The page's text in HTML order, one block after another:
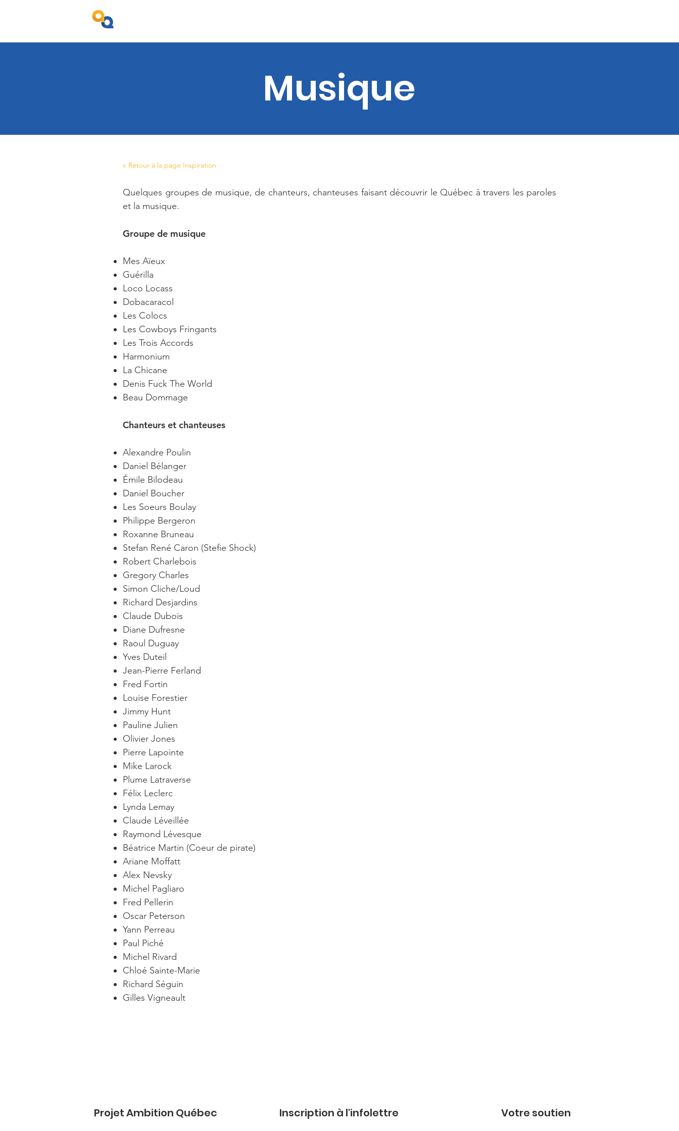
Musique
« Retour à la page Inspiration
Quelques groupes de musique, de chanteurs, chanteuses faisant découvrir le Québec à travers les paroles
et la musique.
Groupe de musique
Mes Aïeux
Guérilla
Loco Locass
Dobacaracol
Les Colocs
Les Cowboys Fringants
Les Trois Accords
Harmonium
La Chicane
Denis Fuck The World
Beau Dommage
Chanteurs et chanteuses
Alexandre Poulin
Daniel Bélanger
Émile Bilodeau
Daniel Boucher
Les Soeurs Boulay
Philippe Bergeron
Roxanne Bruneau
Stefan René Caron (Stefie Shock)
Robert Charlebois
Gregory Charles
Simon Cliche/Loud
Richard Desjardins
Claude Dubois
Diane Dufresne
Raoul Duguay
Yves Duteil
Jean-Pierre Ferland
Fred Fortin
Louise Forestier
Jimmy Hunt
Pauline Julien
Olivier Jones
Pierre Lapointe
Mike Larock
Plume Latraverse
Félix Leclerc
Lynda Lemay
Claude Léveillée
Raymond Lévesque
Béatrice Martin (Coeur de pirate)
Ariane Moffatt
Alex Nevsky
Michel Pagliaro
Fred Pellerin
Oscar Peterson
Yann Perreau
Paul Piché
Michel Rivard
Chloé Sainte-Marie
Richard Séguin
Gilles Vigneault
Projet Ambition Québec Inscription à l'infolettre Votre soutien